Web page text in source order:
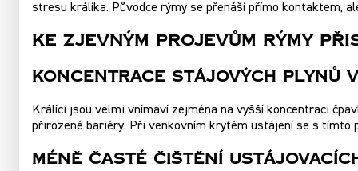
stresu králíka. Původce rýmy se přenáší přímo kontaktem,
Ke zjevným projevům rýmy
Koncentrace Stájových Plynů
Králíci jsou velmi vnímaví zejména na vyšší koncentraci
přirozené bariéry. Při venkovním krytém ustájení se s tímto
Méně Časté Čištění